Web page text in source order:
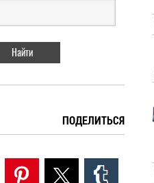
ПОДЕЛИТЬСЯ